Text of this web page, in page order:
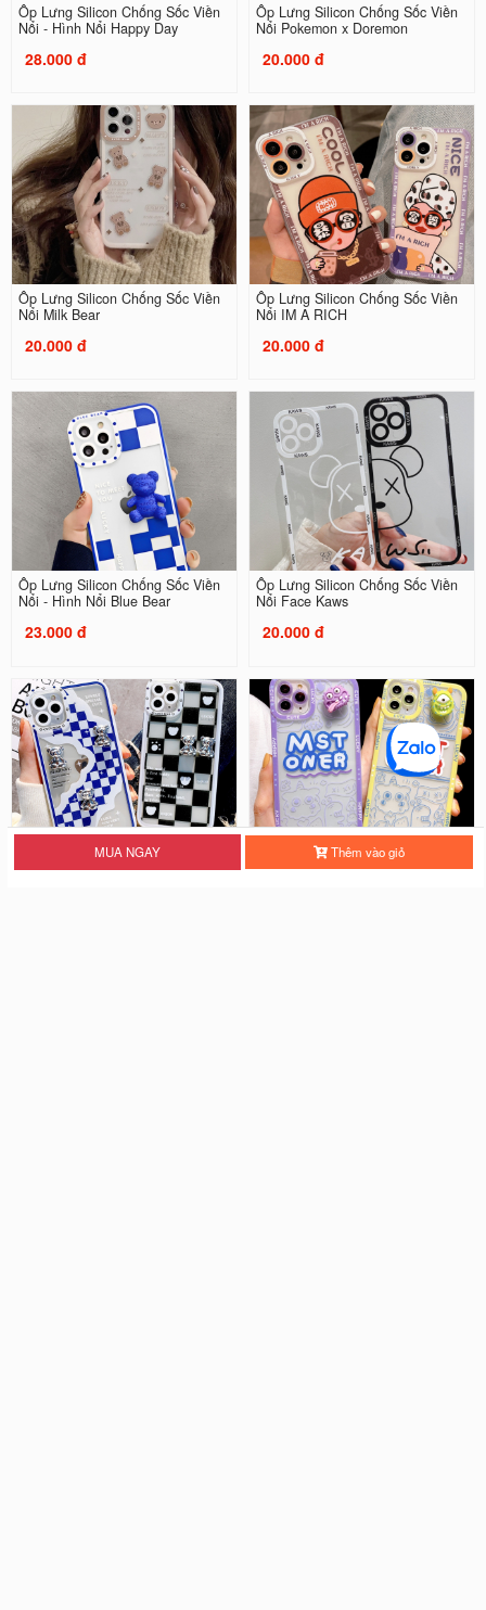
MUA NGAY Thêm vào giỏ
Ốp Lưng Silicon Chống Sốc Viền
Nổi - Hình Nổi Happy Day
28.000 đ
Ốp Lưng Silicon Chống Sốc Viền
Nổi Pokemon x Doremon
20.000 đ
Ốp Lưng Silicon Chống Sốc Viền
Nổi Milk Bear
20.000 đ
Ốp Lưng Silicon Chống Sốc Viền
Nổi IM A RICH
20.000 đ
Ốp Lưng Silicon Chống Sốc Viền
Nổi - Hình Nổi Blue Bear
23.000 đ
Ốp Lưng Silicon Chống Sốc Viền
Nổi Face Kaws
20.000 đ
Ốp Lưng Silicon Chống Sốc Viền
Ốp Lưng Silicon Chống Sốc Viền